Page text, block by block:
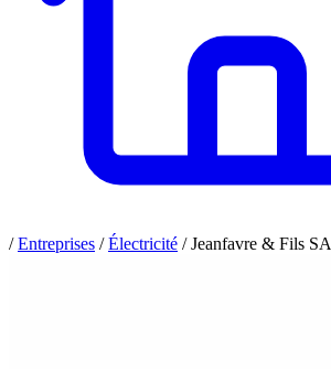
/ Entreprises / Électricité /Jeanfavre & Fils SA